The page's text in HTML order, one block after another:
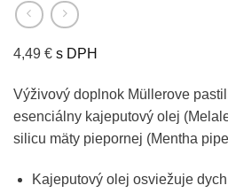
4,49 € s DPH
Výživový doplnok Müllerove
esenciálny kajeputový olej
silicu mäty piepornej (Mentha
Kajeputový olej osviežuje